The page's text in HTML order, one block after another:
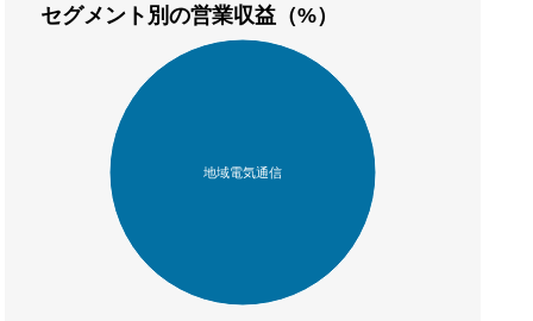
セグメント別の営業収益（%）
地域電気通信